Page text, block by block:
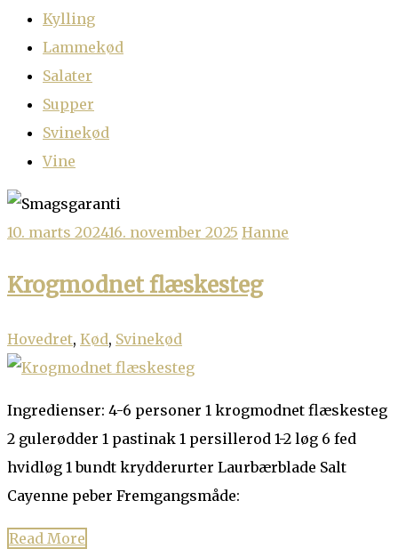
Kylling
Lammekød
Salater
Supper
Svinekød
Vine
10. marts 202416. november 2025 Hanne
Krogmodnet flæskesteg
Hovedret, Kød, Svinekød
Ingredienser: 4-6 personer 1 krogmodnet flæskesteg
2 gulerødder 1 pastinak 1 persillerod 1-2 løg 6 fed
hvidløg 1 bundt krydderurter Laurbærblade Salt
Cayenne peber Fremgangsmåde:
Read More